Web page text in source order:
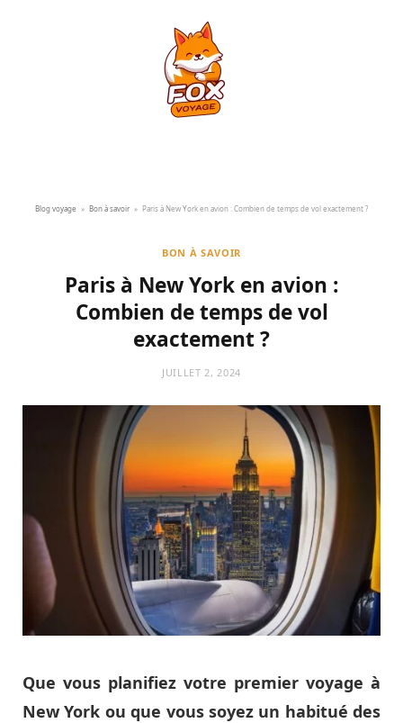
Blog voyage » Bon à savoir » Paris à New York en avion : Combien de temps de vol exactement ?
BON À SAVOIR
Paris à New York en avion :
Combien de temps de vol
exactement ?
JUILLET 2, 2024
Que vous planifiez votre premier voyage à
New York ou que vous soyez un habitué des